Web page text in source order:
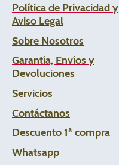
Política de Privacidad y
Aviso Legal
Sobre Nosotros
Garantía, Envíos y
Devoluciones
Servicios
Contáctanos
Descuento 1ª compra
Whatsapp